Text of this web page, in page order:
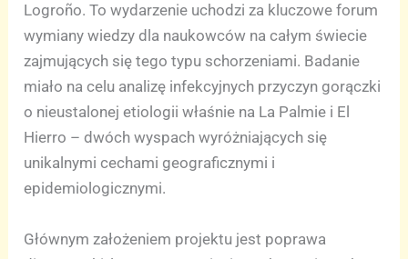
Logroño. To wydarzenie uchodzi za kluczowe forum
wymiany wiedzy dla naukowców na całym świecie
zajmujących się tego typu schorzeniami. Badanie
miało na celu analizę infekcyjnych przyczyn gorączki
o nieustalonej etiologii właśnie na La Palmie i El
Hierro – dwóch wyspach wyróżniających się
unikalnymi cechami geograficznymi i
epidemiologicznymi.
Głównym założeniem projektu jest poprawa